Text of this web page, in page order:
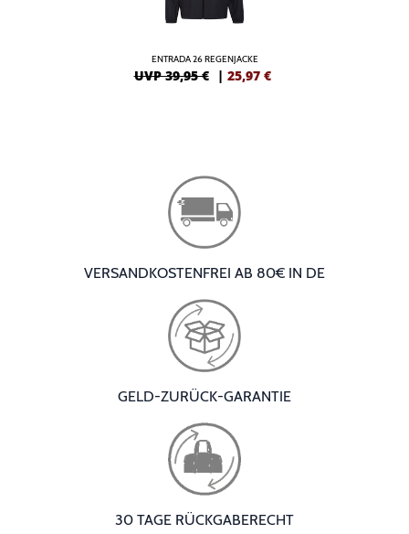
ENTRADA 26 REGENJACKE
UVP 39,95 € | 25,97 €
VERSANDKOSTENFREI AB 80€ IN DE
GELD-ZURÜCK-GARANTIE
30 TAGE RÜCKGABERECHT